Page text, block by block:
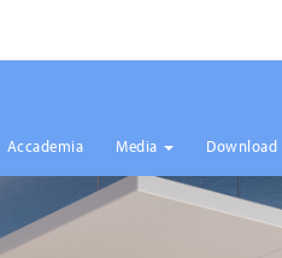
Accademia Media Download